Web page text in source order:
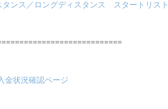
ンス／ロングディスタンス スタートリスト
金状況確認ページ